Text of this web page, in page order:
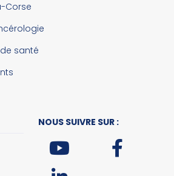
Corse
de santé
NOUS SUIVRE SUR :